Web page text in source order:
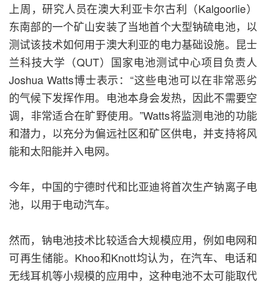
上周，研究人员在澳大利亚卡尔古利（Kalgoorlie）
东南部的一个矿山安装了当地首个大型钠硫电池，以
测试该技术如何用于澳大利亚的电力基础设施。昆士
兰科技大学（QUT）国家电池测试中心项目负责人
Joshua Watts博士表示：“这些电池可以在非常恶劣
的气候下发挥作用。电池本身会发热，因此不需要空
调，非常适合在旷野使用。”Watts将监测电池的功能
和潜力，以充分为偏远社区和矿区供电，并支持将风
能和太阳能并入电网。
今年，中国的宁德时代和比亚迪将首次生产钠离子电
池，以用于电动汽车。
然而，钠电池技术比较适合大规模应用，例如电网和
可再生储能。Khoo和Knott均认为，在汽车、电话和
无线耳机等小规模的应用中，这种电池不太可能取代